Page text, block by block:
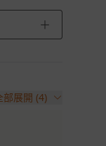
＋
全部展開 (4)